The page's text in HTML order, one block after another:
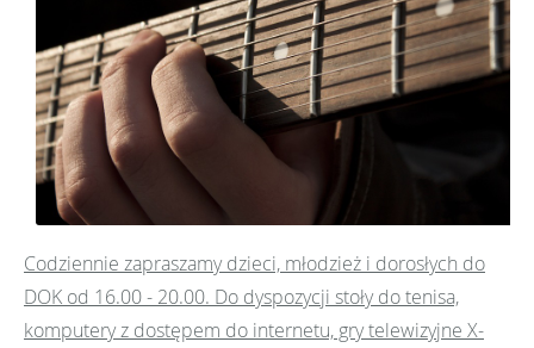
Codziennie zapraszamy dzieci, młodzież i dorosłych do
DOK od 16.00 - 20.00. Do dyspozycji stoły do tenisa,
komputery z dostępem do internetu, gry telewizyjne X-